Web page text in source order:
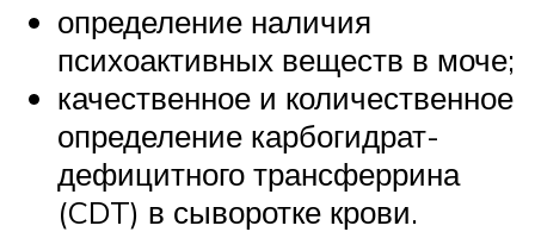
определение наличия
психоактивных веществ в моче;
качественное и количественное
определение карбогидрат-
дефицитного трансферрина
(CDT) в сыворотке крови.